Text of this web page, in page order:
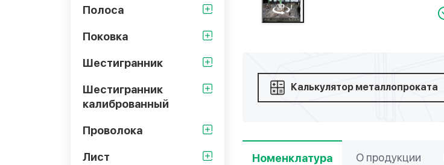
Полоса
Поковка
Шестигранник
Шестигранник
калиброванный
Проволока
Лист
Калькулятор металлопроката
Номенклатура О продукции